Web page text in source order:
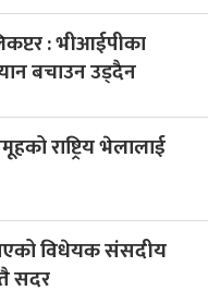
: भीआईपीका
बचाउन उड्दैन
राष्ट्रिय भेलालाई
विधेयक संसदीय
सदर